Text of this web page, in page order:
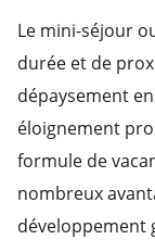
Le mini-séjour
durée et de
dépaysement
éloignement
formule de
nombreux
développement